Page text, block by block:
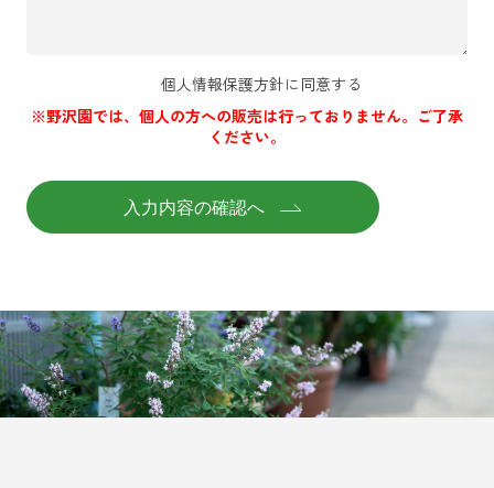
個人情報保護方針に同意する
※野沢園では、個人の方への販売は行っておりません。ご了承
ください。